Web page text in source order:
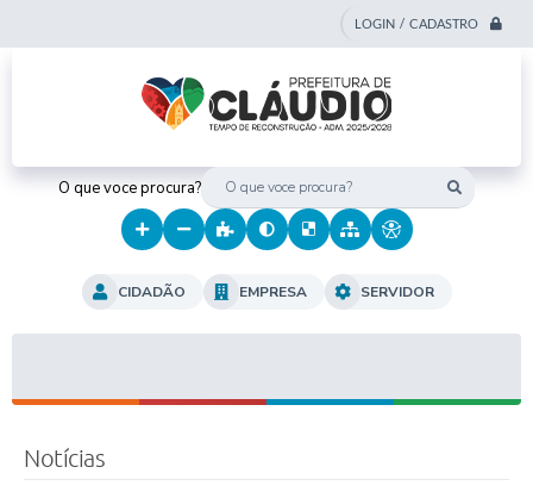
LOGIN / CADASTRO
O que voce procura?
CIDADÃO EMPRESA SERVIDOR
Notícias